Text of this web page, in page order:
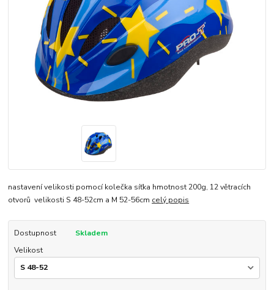
nastavení velikosti pomocí kolečka síťka hmotnost 200g, 12 větracích
otvorů velikosti S 48-52cm a M 52-56cm celý popis
Dostupnost
Skladem
Velikost